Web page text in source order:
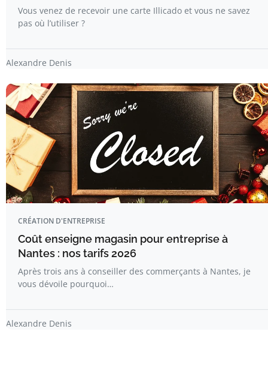
Vous venez de recevoir une carte Illicado et vous ne savez
pas où l’utiliser ?
Alexandre Denis
CRÉATION D'ENTREPRISE
Coût enseigne magasin pour entreprise à
Nantes : nos tarifs 2026
Après trois ans à conseiller des commerçants à Nantes, je
vous dévoile pourquoi…
Alexandre Denis